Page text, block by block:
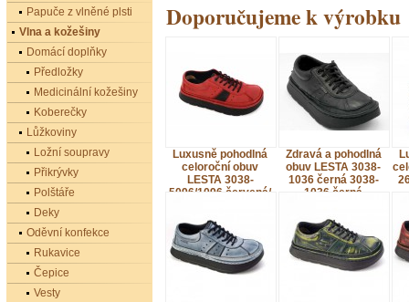
Doporučujeme k výrobku
Luxusně pohodlná
celoroční obuv
LESTA 3038-
5096/1096 červená/
Zdravá a pohodlná
obuv LESTA 3038-
1036 černá 3038-
1036 černá
Papuče z vlněné plsti
Vlna a kožešiny
Domácí doplňky
Předložky
Medicinální kožešiny
Koberečky
Lůžkoviny
Ložní soupravy
Přikrývky
Polštáře
Deky
Oděvní konfekce
Rukavice
Čepice
Vesty